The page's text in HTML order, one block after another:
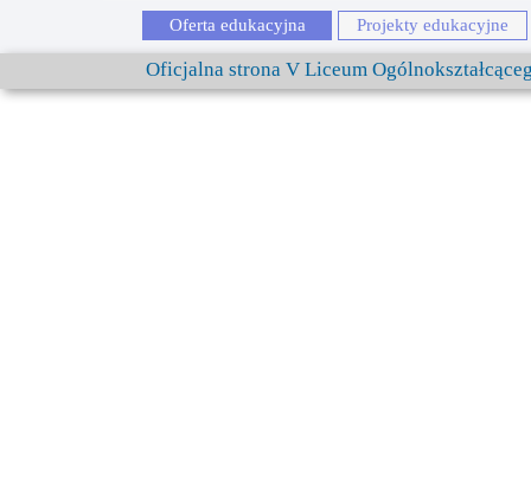
Projekty edukacyjne
Oferta edukacyjna
Oficjalna strona V Liceum